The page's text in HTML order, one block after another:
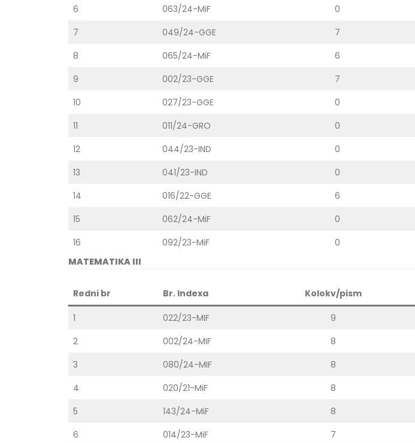
6
063/24-MiF 0
7
049/24-GGE 7
8
065/24-MiF 6
9
002/23-GGE 7
10
027/23-GGE 0
11
011/24-GRO 0
12
044/23-IND 0
13
041/23-IND 0
14
016/22-GGE 6
15
062/24-MiF 0
16
092/23-MiF 0
MATEMATIKA III
Redni br Br. Indexa Kolokv/pism
1 022/23-MIF 9
2
002/24-MIF 8
3
080/24-MIF 8
4
020/21-MiF 8
5
143/24-MiF 8
6
014/23-MiF 7
Prof. dr Esed Karić – rezultati ispita